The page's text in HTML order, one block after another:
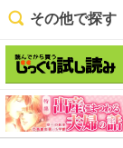
その他で探す